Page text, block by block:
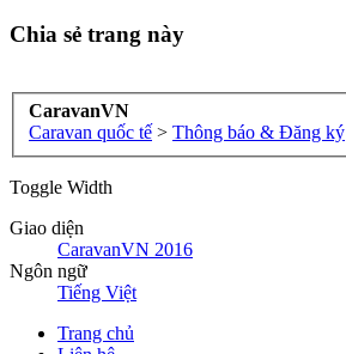
Chia sẻ trang này
CaravanVN
Caravan quốc tế > Thông báo & Đăng ký
Toggle Width
Giao diện
CaravanVN 2016
Ngôn ngữ
Tiếng Việt
Trang chủ